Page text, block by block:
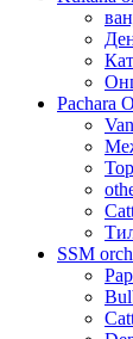
Pachara
SSM